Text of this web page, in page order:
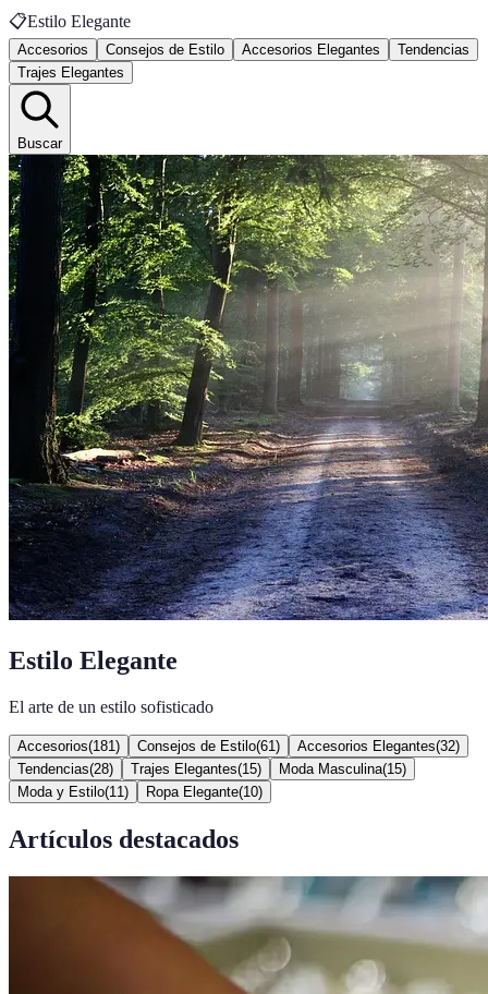
📋Estilo Elegante
Accesorios Consejos de Estilo Accesorios Elegantes
Tendencias
Trajes Elegantes
Buscar
Estilo Elegante
El arte de un estilo sofisticado
Accesorios(181 ) Consejos de Estilo(61 ) Accesorios Elegantes(32)
Tendencias(28) Trajes Elegantes(15) Moda Masculina(15)
Moda y Estilo(11 ) Ropa Elegante(10)
Artículos destacados